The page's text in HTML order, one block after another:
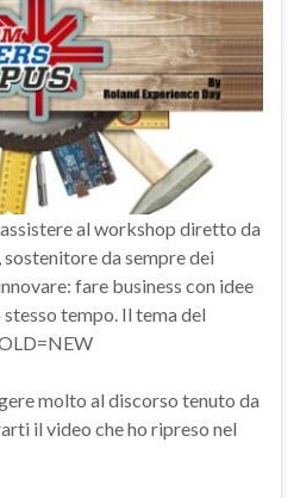
al workshop diretto da
sostenitore da sempre dei
fare business con idee
tempo. Il tema del
molto al discorso tenuto da
il video che ho ripreso nel